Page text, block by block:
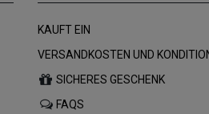
KAUFT EIN
VERSANDKOSTEN UND
SICHERES GESCHENK
FAQS